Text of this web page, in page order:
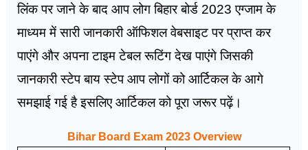
लिंक पर जाने के बाद आप लोग बिहार बोर्ड 2023 एग्जाम के
माध्यम में सारी जानकारी ऑफिशल वेबसाइट पर प्राप्त कर
पाएंगे और अपना टाइम टेबल रूटिंग देख पाएंगे जिसकी
जानकारी स्टेप बाय स्टेप आप लोगों को आर्टिकल के आगे
समझाई गई है इसलिए आर्टिकल को पूरा जरूर पढ़ें।
Bihar Board Exam 2023 Overview